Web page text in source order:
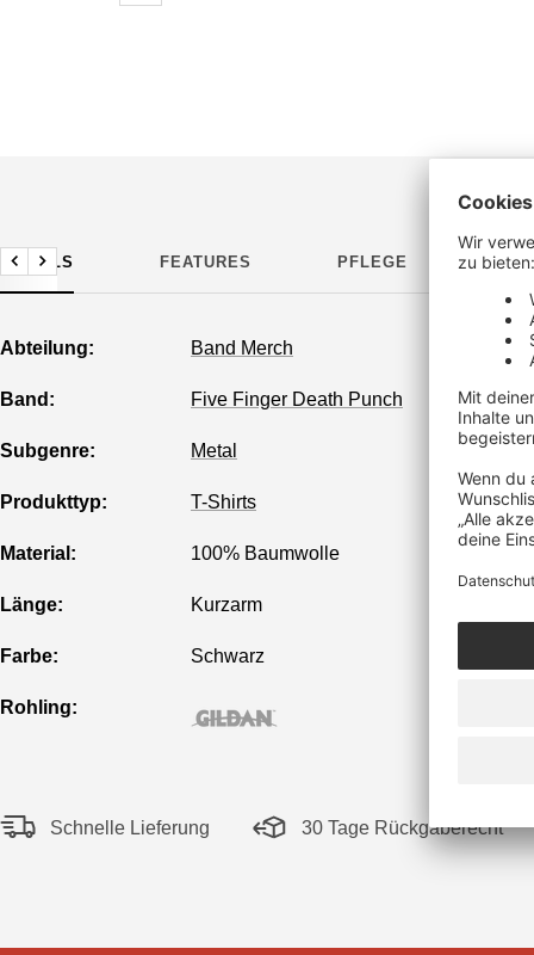
DETAILS FEATURES PFLEGE
ZurückWeiter
Abteilung: Band Merch
Band: Five Finger Death Punch
Subgenre: Metal
Produkttyp: T-Shirts
Material: 100% Baumwolle
Länge: Kurzarm
Farbe: Schwarz
Rohling:
Schnelle Lieferung 30 Tage Rückgaberecht